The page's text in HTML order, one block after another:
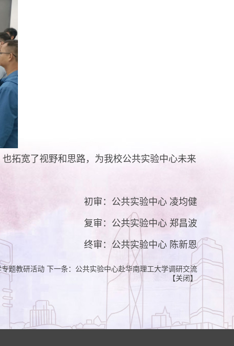
拓宽了视野和思路，为我校公共实验中心未来
初审：公共实验中心 凌均健
复审：公共实验中心 郑昌波
终审：公共实验中心 陈新恩
题教研活动 下一条： 公共实验中心赴华南理工大学调研交流
【关闭 】